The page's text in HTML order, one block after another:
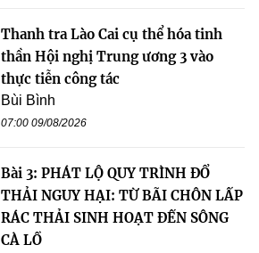
Thanh tra Lào Cai cụ thể hóa tinh
thần Hội nghị Trung ương 3 vào
thực tiễn công tác
Bùi Bình
07:00 09/08/2026
Bài 3: PHÁT LỘ QUY TRÌNH ĐỔ
THẢI NGUY HẠI: TỪ BÃI CHÔN LẤP
RÁC THẢI SINH HOẠT ĐẾN SÔNG
CÀ LỒ